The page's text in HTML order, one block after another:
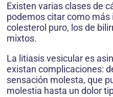
Existen varias clases de
podemos citar como
colesterol puro, los de
mixtos.
La litiasis vesicular es
existan complicaciones:
sensación molesta, que
molestia hasta un dolor